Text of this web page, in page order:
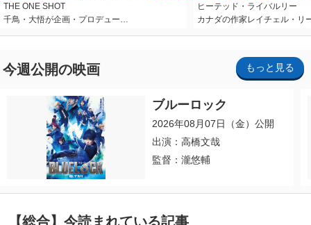
THE ONE SHOT
千鳥・大悟が企画・プロデュー…
ヒーテッド・ライバルリー
カナダの作家レイチェル・リ
今週公開の映画 もっと見る
ブルーロック
2026年08月07日（金）公開
出演：高橋文哉
監督：瀧悠輔
【総合】今読まれている記事